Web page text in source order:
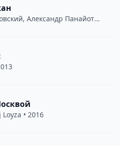
, Александр Панайотов
Loyza • 2016